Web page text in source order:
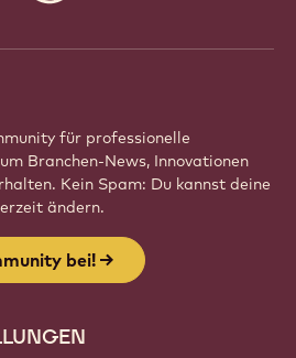
für professionelle
Branchen-News, Innovationen
Kein Spam: Du kannst deine
ändern.
bei!